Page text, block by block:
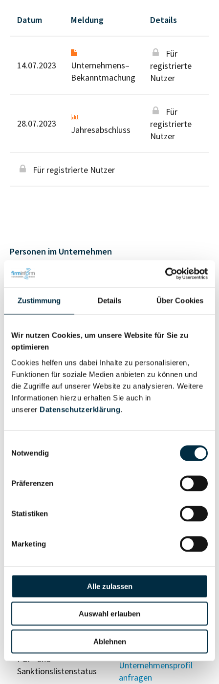
Zustimmung Details Über Cookies
Wir nutzen Cookies, um unsere Website für Sie zu
optimieren
Cookies helfen uns dabei Inhalte zu personalisieren,
Funktionen für soziale Medien anbieten zu können und
die Zugriffe auf unserer Website zu analysieren. Weitere
Informationen hierzu erhalten Sie auch in
unserer Datenschutzerklärung.
Notwendig
Präferenzen
Statistiken
Marketing
Alle zulassen
Auswahl erlauben
Ablehnen
Datum Meldung Details
14.07.2023
Unternehmens–
Bekanntmachung
Für
registrierte
Nutzer
28.07.2023
Jahresabschluss
Für
registrierte
Nutzer
Für registrierte Nutzer
Personen im Unternehmen
Nutzer
Wirtschaftlich
Berechtigter
Vollständiges
Unternehmensprofil
Eigentums- und Kontrollstruktur
Unternehmensprofil
Vollständiges
Unternehmensprofil
Vollständiges
anfragen
PEP- und
Sanktionslistenstatus
Vollständiges
Unternehmensprofil
anfragen